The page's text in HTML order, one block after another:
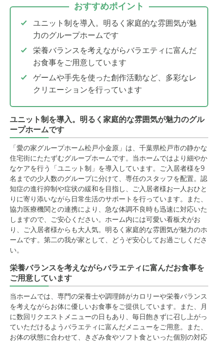
おすすめポイント
ユニット制を導入。明るく家庭的な雰囲気が魅
力のグループホームです
栄養バランスを考えながらバラエティに富んだ
お食事をご用意しています
ゲームや手先を使った創作活動など、多彩なレ
クリエーションを行っています
ユニット制を導入。明るく家庭的な雰囲気が魅力のグル
ープホームです
「愛の家グループホーム松戸小金原」は、千葉県松戸市の静かな
住宅街にたたずむグループホームです。当ホームではより細やか
なケアを行う「ユニット制」を導入しています。ご入居者様を9
名までの少人数のグループに分けて、専任のスタッフを配置。認
知症の進行抑制や症状の緩和を目指し、ご入居者様お一人おひと
りに寄り添いながら日常生活のサポートを行っています。また、
協力医療機関との連携により、急な体調不良時も迅速に対応いた
しますので、ご安心ください。ホーム内には可愛い看板犬がお
り、ご入居者様からも大人気。明るく家庭的な雰囲気が魅力のホ
ームです。第二の我が家として、どうぞ安心してお過ごしくださ
い。
栄養バランスを考えながらバラエティに富んだお食事を
ご用意しています
当ホームでは、専門の栄養士や調理師がカロリーや栄養バランス
を考えながらお体に優しいお食事をご提供しています。また、月
に数回リクエストメニューの日もあり、毎日飽きずに召し上がっ
ていただけるようバラエティに富んだメニューをご用意。また、
お体の状態に合わせて、きざみ食やソフト食といった個別の対応